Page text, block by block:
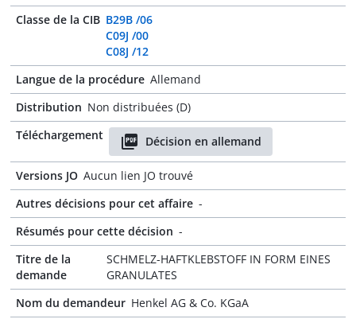
Classe de la CIB B29B /06
C09J /00
C08J /12
Langue de la procédure Allemand
Distribution Non distribuées (D)
Téléchargement
Décision en allemand
Versions JO Aucun lien JO trouvé
Autres décisions pour cet affaire -
Résumés pour cette décision -
Titre de la
demande
SCHMELZ-HAFTKLEBSTOFF IN FORM EINES
GRANULATES
Nom du demandeur Henkel AG & Co. KGaA